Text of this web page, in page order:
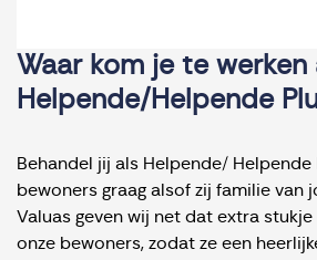
Waar kom je te werken
Helpende/Helpende
Behandel jij als Helpende/ Helpende
bewoners graag alsof zij familie van
Valuas geven wij net dat extra
onze bewoners, zodat ze een